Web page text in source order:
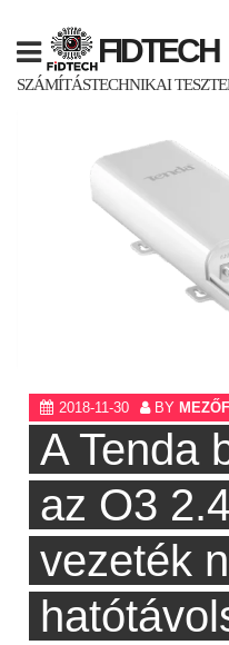
content
FIDTECH
SZÁMÍTÁSTECHNIKAI
2018-11-30 BY
A Tenda
az O3
vezeték